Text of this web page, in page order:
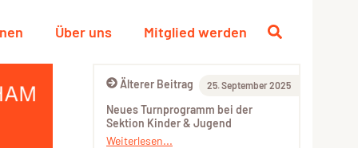
Über uns Mitglied werden
Älterer Beitrag 25. September 2025
Neues Turnprogramm bei der
Sektion Kinder & Jugend
Weiterlesen...